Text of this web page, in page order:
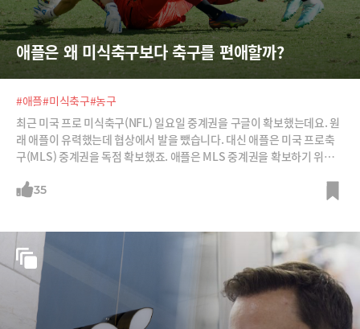
애플은 왜 미식축구보다 축구를 편애할까?
#애플#미식축구#농구
최근 미국 프로 미식축구(NFL) 일요일 중계권을 구글이 확보했는데요. 원
래 애플이 유력했는데 협상에서 발을 뺐습니다. 대신 애플은 미국 프로축
구(MLS) 중계권을 독점 확보했죠. 애플은 MLS 중계권을 확보하기 위해
그냥 축구일까요? 그 이유는 하나는 미국의 알파세대가 축구에 꽂혔기 때
35